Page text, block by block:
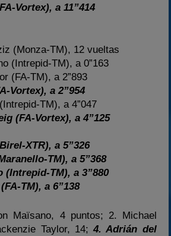
Vortex), a 11”414
(Monza-TM), 12 vueltas
(Intrepid-TM), a 0”163
(FA-TM), a 2”893
Vortex), a 2”954
TM), a 4”047
(FA-Vortex), a 4”125
XTR), a 5”326
TM), a 5”368
(Intrepid-TM), a 3”880
TM), a 6”138
Maïsano, 4 puntos; 2. Michael
Taylor, 14;4. Adrián del